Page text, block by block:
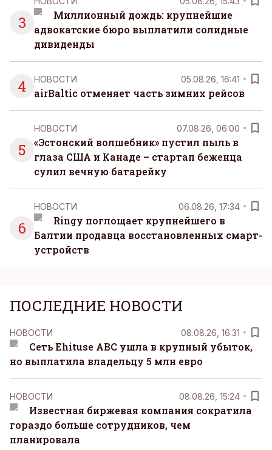
3
Миллионный дождь: крупнейшие
адвокатские бюро выплатили солидные
дивиденды
4 НОВОСТИ 05.08.26, 16:41
airBaltic отменяет часть зимних рейсов
5
НОВОСТИ 07.08.26, 06:00
«Эстонский волшебник» пустил пыль в
глаза США и Канаде – стартап беженца
сулил вечную батарейку
6
НОВОСТИ 06.08.26, 17:34
Ringy поглощает крупнейшего в
Балтии продавца восстановленных смарт-
устройств
ПОСЛЕДНИЕ НОВОСТИ
НОВОСТИ 08.08.26, 16:31
Сеть Ehituse ABC ушла в крупный убыток,
но выплатила владельцу 5 млн евро
НОВОСТИ 08.08.26, 15:24
Известная биржевая компания сократила
гораздо больше сотрудников, чем
планировала